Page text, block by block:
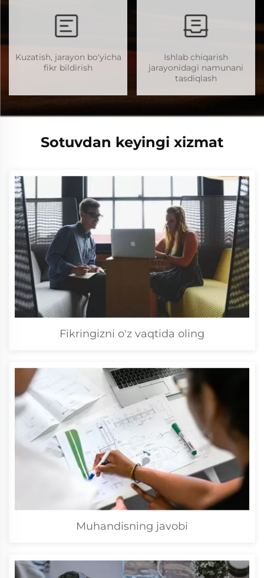
Kuzatish, jarayon bo'yicha
fikr bildirish
Ishlab chiqarish
jarayonidagi namunani
tasdiqlash
Sotuvdan keyingi xizmat
Fikringizni o'z vaqtida oling
Muhandisning javobi